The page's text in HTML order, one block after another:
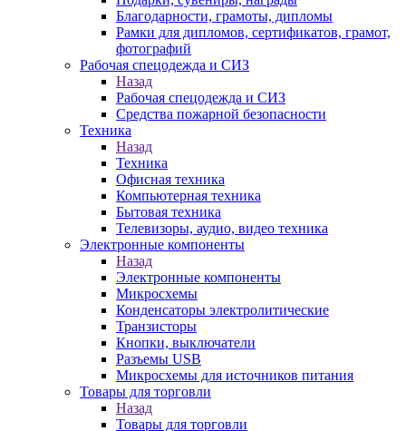
Благодарности, грамоты, дипломы
Рамки для дипломов, сертификатов, грамот,
фотографий
Рабочая спецодежда и СИЗ
Назад
Рабочая спецодежда и СИЗ
Средства пожарной безопасности
Техника
Назад
Техника
Офисная техника
Компьютерная техника
Бытовая техника
Телевизоры, аудио, видео техника
Электронные компоненты
Назад
Электронные компоненты
Микросхемы
Конденсаторы электролитические
Транзисторы
Кнопки, выключатели
Разъемы USB
Микросхемы для источников питания
Товары для торговли
Назад
Товары для торговли